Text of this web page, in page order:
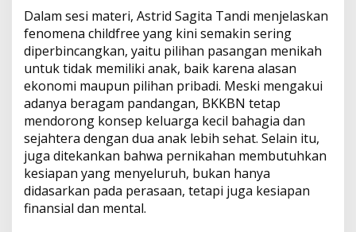
Dalam sesi materi, Astrid Sagita Tandi menjelaskan
fenomena childfree yang kini semakin sering
diperbincangkan, yaitu pilihan pasangan menikah
untuk tidak memiliki anak, baik karena alasan
ekonomi maupun pilihan pribadi. Meski mengakui
adanya beragam pandangan, BKKBN tetap
mendorong konsep keluarga kecil bahagia dan
sejahtera dengan dua anak lebih sehat. Selain itu,
juga ditekankan bahwa pernikahan membutuhkan
kesiapan yang menyeluruh, bukan hanya
didasarkan pada perasaan, tetapi juga kesiapan
finansial dan mental.